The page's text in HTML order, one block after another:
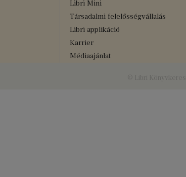
Libri Mini
Társadalmi felelősségvállalás
Libri applikáció
Karrier
Médiaajánlat